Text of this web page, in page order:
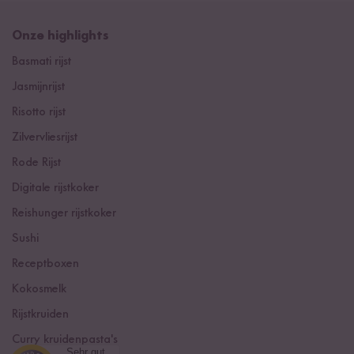
Onze highlights
Basmati rijst
Jasmijnrijst
Risotto rijst
Zilvervliesrijst
Rode Rijst
Digitale rijstkoker
Reishunger rijstkoker
Sushi
Receptboxen
Kokosmelk
Rijstkruiden
Curry kruidenpasta's